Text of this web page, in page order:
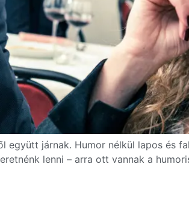
együtt járnak. Humor nélkül lapos és
lenni – arra ott vannak a